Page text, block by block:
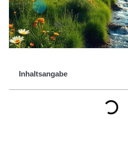
Inhaltsangabe